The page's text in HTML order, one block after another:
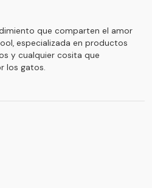
que comparten el amor
especializada en productos
y cualquier cosita que
los gatos.